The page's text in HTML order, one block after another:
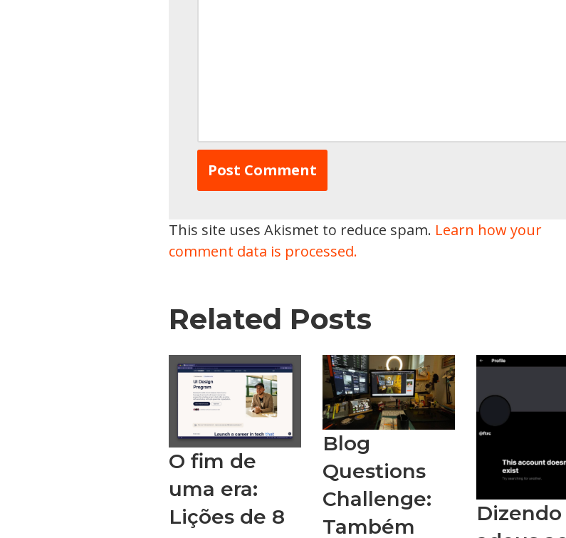
This site uses Akismet to reduce spam. Learn how your
comment data is processed.
Related Posts
O fim de
uma era:
Lições de 8
Blog
Questions
Challenge:
Também
Dizendo